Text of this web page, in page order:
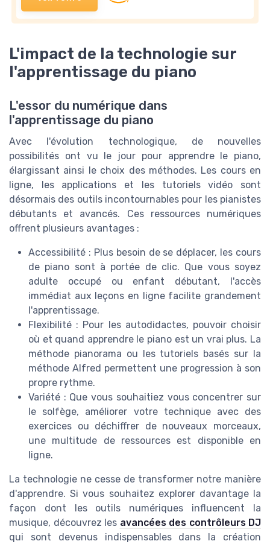
L'impact de la technologie sur
l'apprentissage du piano
L'essor du numérique dans
l'apprentissage du piano
Avec l'évolution technologique, de nouvelles
possibilités ont vu le jour pour apprendre le piano,
élargissant ainsi le choix des méthodes. Les cours en
ligne, les applications et les tutoriels vidéo sont
désormais des outils incontournables pour les pianistes
débutants et avancés. Ces ressources numériques
offrent plusieurs avantages :
Accessibilité : Plus besoin de se déplacer, les cours
de piano sont à portée de clic. Que vous soyez
adulte occupé ou enfant débutant, l'accès
immédiat aux leçons en ligne facilite grandement
l'apprentissage.
Flexibilité : Pour les autodidactes, pouvoir choisir
où et quand apprendre le piano est un vrai plus. La
méthode pianorama ou les tutoriels basés sur la
méthode Alfred permettent une progression à son
propre rythme.
Variété : Que vous souhaitiez vous concentrer sur
le solfège, améliorer votre technique avec des
exercices ou déchiffrer de nouveaux morceaux,
une multitude de ressources est disponible en
ligne.
La technologie ne cesse de transformer notre manière
d'apprendre. Si vous souhaitez explorer davantage la
façon dont les outils numériques influencent la
musique, découvrez les avancées des contrôleurs DJ
qui sont devenus indispensables dans la création